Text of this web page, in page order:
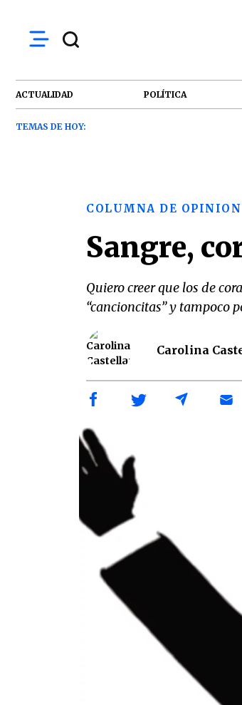
ACTUALIDAD POLÍTICA
TEMAS DE HOY:
COLUMNA DE OPINION
Sangre,
Quiero creer que los de
“cancioncitas” y tampoco
Carolina